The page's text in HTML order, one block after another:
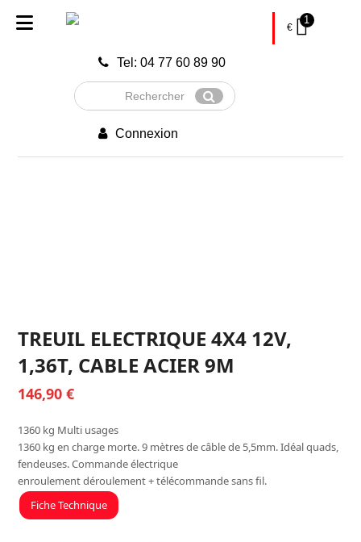
Tel: 04 77 60 89 90
Rechercher
Envoyer
Connexion
€
1
TREUIL ELECTRIQUE 4X4 12V,
1,36T, CABLE ACIER 9M
146,90€
1360 kg Multi usages
1360 kg en charge morte. 9 mètres de câble de 5,5mm. Idéal quads,
fendeuses. Commande électrique
enroulement déroulement + télécommande sans fil.
Fiche Technique